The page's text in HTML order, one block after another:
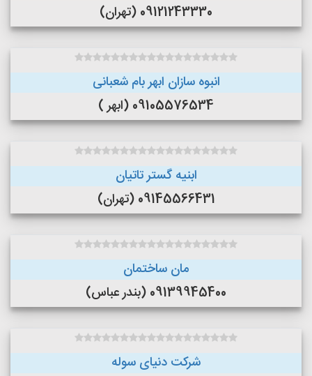
09121243330 (تهران)
انبوه سازان ابهر بام شعبانی
09105576534 (ابهر )
ابنیه گستر تاتیان
09145566431 (تهران)
مان ساختمان
09139945400 (بندر عباس)
شرکت دنیای سوله